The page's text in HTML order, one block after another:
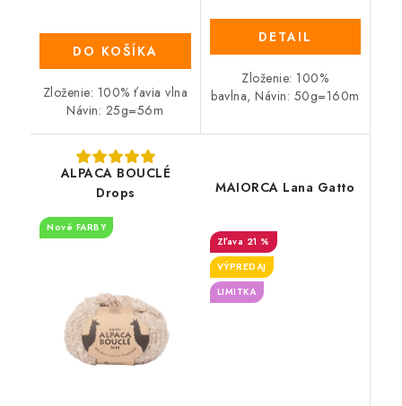
DO KOŠÍKA
Zloženie: 100% ťavia vlna
Návin: 25g=56m
DETAIL
Zloženie: 100%
bavlna, Návin: 50g=160m
ALPACA BOUCLÉ
Drops
Nové FARBY
MAIORCA Lana Gatto
21 %
VÝPREDAJ
LIMITKA